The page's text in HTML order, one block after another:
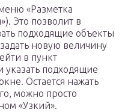
«Разметка
Это позволит в
подходящие объекты
новую величину
в пункт
указать подходящие
Остается нажать
можно просто
«Узкий».